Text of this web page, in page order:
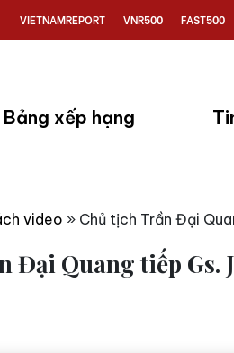
VIETNAMREPORT VNR500 FAST500
Bảng xếp hạng
video » Chủ tịch Trần Đại
Đại Quang tiếp Gs.